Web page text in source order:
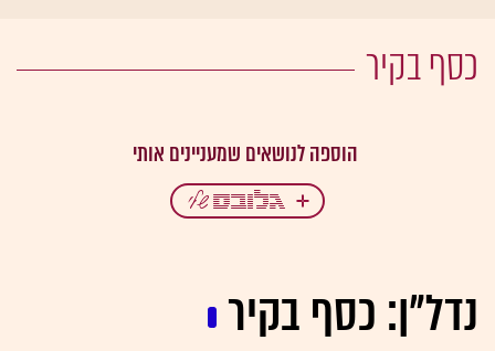
כסף בקיר
נדל"ן: כסף בקיר